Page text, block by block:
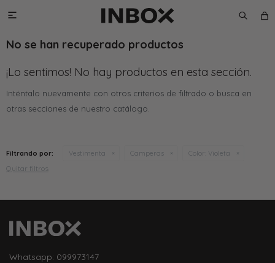

No se han recuperado productos
¡Lo sentimos! No hay productos en esta sección.
Inténtalo nuevamente con otros criterios de filtrado o busca en
otras secciones de nuestro catálogo.
Filtrando por: Vestimenta Camperas Color: Violeta
Quitar filtros
Whatsapp: 099973147